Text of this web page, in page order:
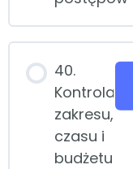
40.
Kontrola
zakresu,
czasu i
budżetu